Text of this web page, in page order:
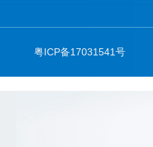
粤ICP备17031541号